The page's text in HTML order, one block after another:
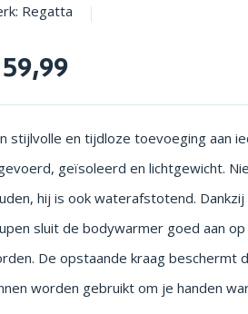
Regatta
stijlvolle en tijdloze toevoeging aan
geïsoleerd en lichtgewicht.
hij is ook waterafstotend.
sluit de bodywarmer goed aan
De opstaande kraag beschermt
worden gebruikt om je handen